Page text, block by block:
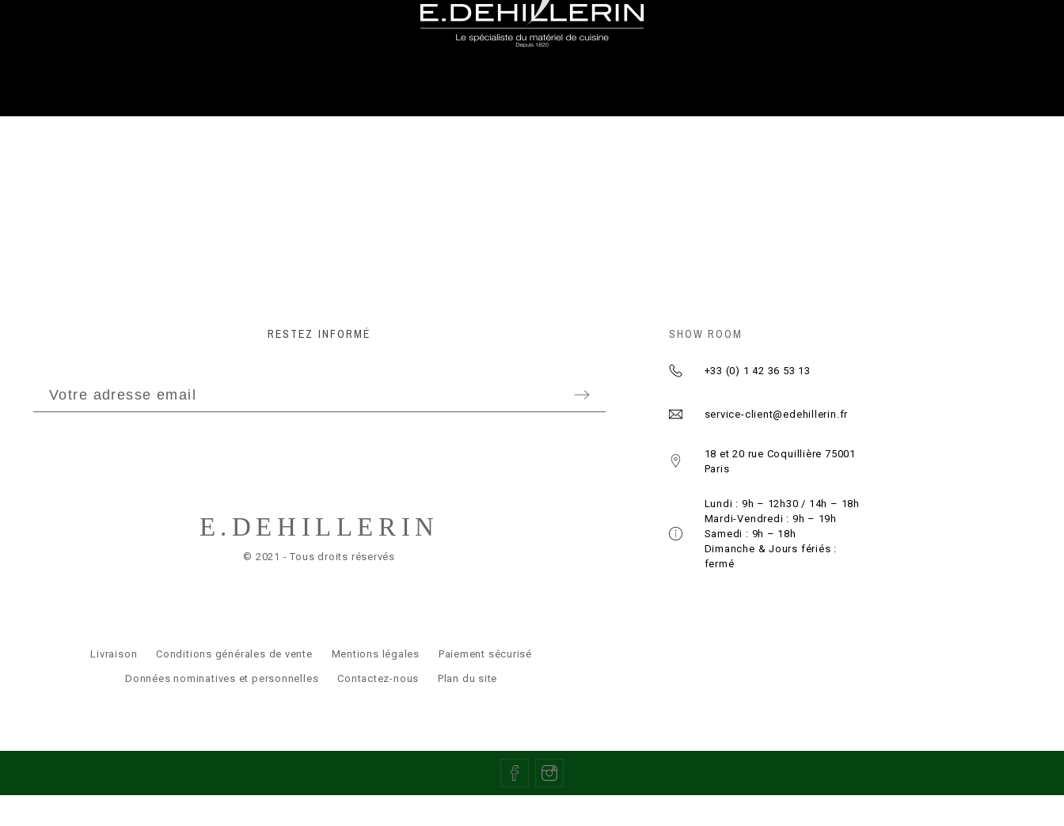
RESTEZ INFORMÉ
E.DEHILLERIN
© 2021 - Tous droits réservés
Livraison Conditions générales de vente Mentions légales Paiement sécurisé
Données nominatives et personnelles Contactez-nous Plan du site
SHOW ROOM
+33 (0) 1 42 36 53 13
service-client@edehillerin.fr
18 et 20 rue Coquillière 75001
Paris
Lundi : 9h – 12h30 / 14h – 18h
Mardi-Vendredi : 9h – 19h
Samedi : 9h – 18h
Dimanche & Jours fériés :
fermé